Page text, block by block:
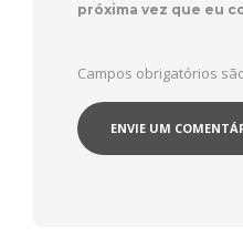
próxima vez que eu
Campos obrigatórios